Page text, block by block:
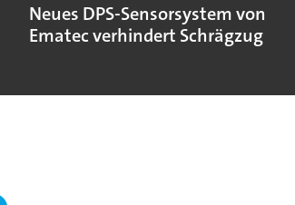
Neues DPS-Sensorsystem von
Ematec verhindert Schrägzug